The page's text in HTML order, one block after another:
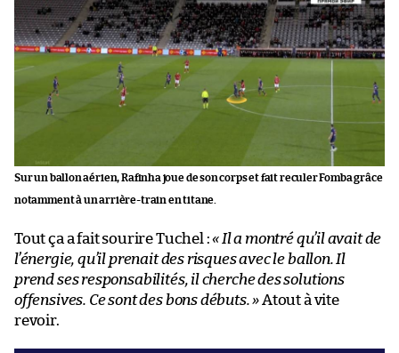
Sur un ballon aérien, Rafinha joue de son corps et fait reculer Fomba grâce
notamment à un arrière-train en titane.
Tout ça a fait sourire Tuchel :« Il a montré qu’il avait de
l’énergie, qu’il prenait des risques avec le ballon. Il
prend ses responsabilités, il cherche des solutions
offensives. Ce sont des bons débuts. »Atout à vite
revoir.